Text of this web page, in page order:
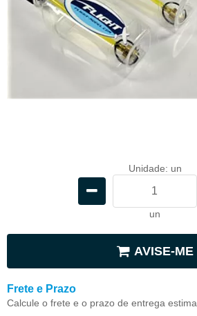
Unidade: un
un
AVISE-ME
Frete e Prazo
Calcule o frete e o prazo de entrega